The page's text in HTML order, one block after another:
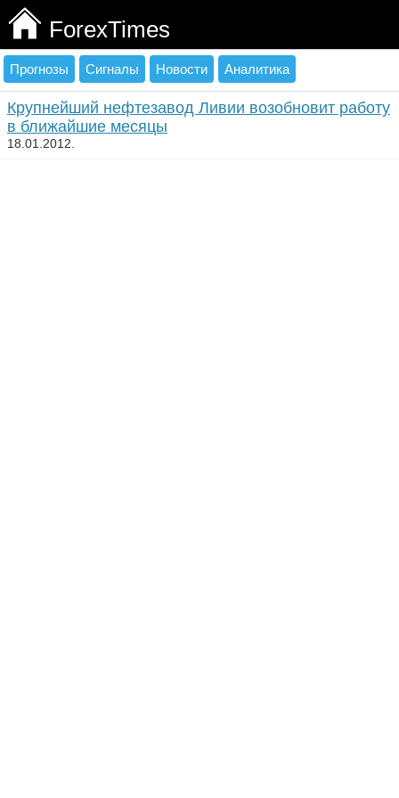
ForexTimes
Прогнозы Сигналы Новости Аналитика
Крупнейший нефтезавод Ливии возобновит работу
в ближайшие месяцы
18.01.2012.